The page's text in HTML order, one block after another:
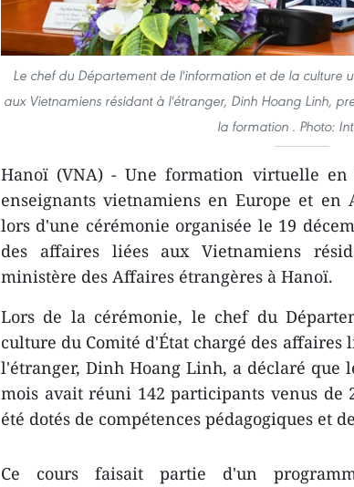
Le chef du Département de l'information et de la culture
aux Vietnamiens résidant à l'étranger, Dinh Hoang Linh,
la formation . Photo:
Hanoï (VNA) - Une formation virtuelle
enseignants vietnamiens en Europe et en
lors d'une cérémonie organisée le 19
des affaires liées aux Vietnamiens
ministère des Affaires étrangères à Hanoï.
Lors de la cérémonie, le chef du
culture du Comité d'État chargé des
l'étranger, Dinh Hoang Linh, a déclaré que
mois avait réuni 142 participants venus de
été dotés de compétences pédagogiques et
Ce cours faisait partie d'un